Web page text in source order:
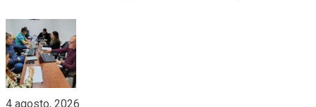
4 agosto, 2026